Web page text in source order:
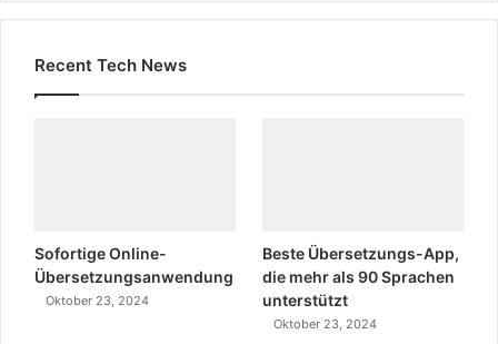
Recent Tech News
Sofortige Online-
Übersetzungsanwendung
Oktober 23, 2024
Beste Übersetzungs-App,
die mehr als 90 Sprachen
unterstützt
Oktober 23, 2024